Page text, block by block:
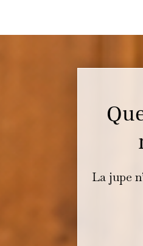
La jupe